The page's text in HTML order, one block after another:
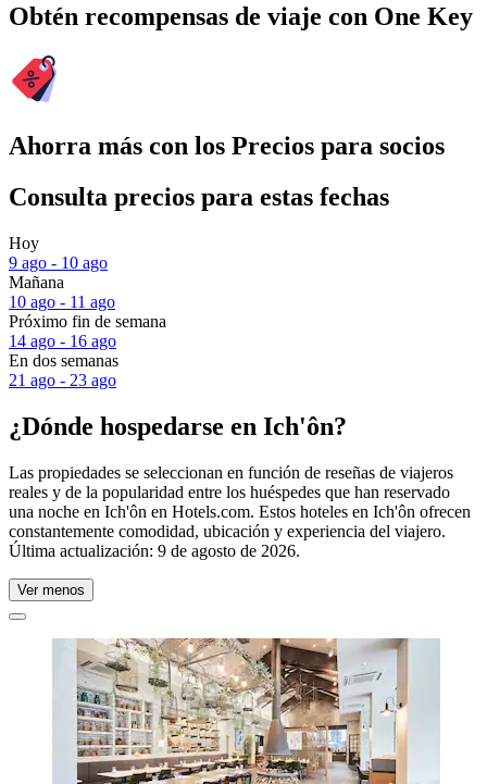
Obtén recompensas de viaje con One Key
Ahorra más con los Precios para socios
Consulta precios para estas fechas
Hoy
9 ago - 10 ago
Mañana
10 ago - 11 ago
Próximo fin de semana
14 ago - 16 ago
En dos semanas
21 ago - 23 ago
¿Dónde hospedarse en Ich'ôn?
Las propiedades se seleccionan en función de reseñas de viajeros
reales y de la popularidad entre los huéspedes que han reservado
una noche en Ich'ôn en Hotels.com. Estos hoteles en Ich'ôn ofrecen
constantemente comodidad, ubicación y experiencia del viajero.
Última actualización: 9 de agosto de 2026.
Ver menos